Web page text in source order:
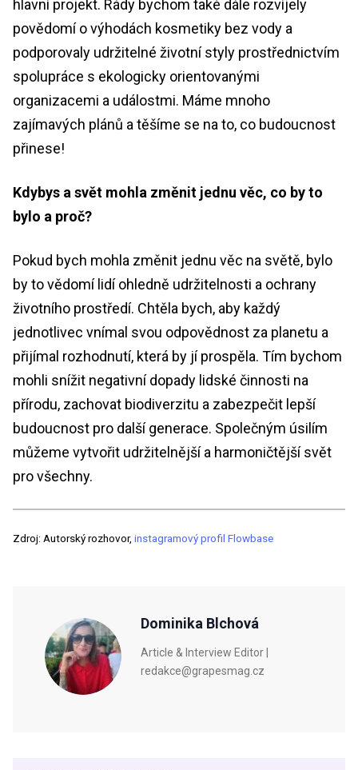
hlavní projekt. Rády bychom také dále rozvíjely
povědomí o výhodách kosmetiky bez vody a
podporovaly udržitelné životní styly prostřednictvím
spolupráce s ekologicky orientovanými
organizacemi a událostmi. Máme mnoho
zajímavých plánů a těšíme se na to, co budoucnost
přinese!
Kdybys a svět mohla změnit jednu věc, co by to
bylo a proč?
Pokud bych mohla změnit jednu věc na světě, bylo
by to vědomí lidí ohledně udržitelnosti a ochrany
životního prostředí. Chtěla bych, aby každý
jednotlivec vnímal svou odpovědnost za planetu a
přijímal rozhodnutí, která by jí prospěla. Tím bychom
mohli snížit negativní dopady lidské činnosti na
přírodu, zachovat biodiverzitu a zabezpečit lepší
budoucnost pro další generace. Společným úsilím
můžeme vytvořit udržitelnější a harmoničtější svět
pro všechny.
Zdroj: Autorský rozhovor, instagramový profil Flowbase
Dominika Blchová
Article & Interview Editor |
redakce@grapesmag.cz